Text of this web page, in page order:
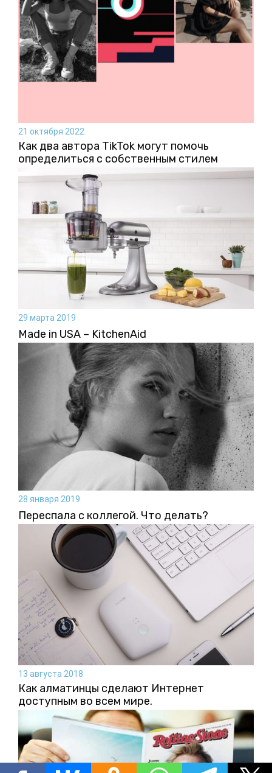
21 октября 2022
Как два автора TikTok могут помочь
определиться с собственным стилем
29 марта 2019
Made in USA – KitchenAid
28 января 2019
Переспала с коллегой. Что делать?
13 августа 2018
Как алматинцы сделают Интернет
доступным во всем мире.